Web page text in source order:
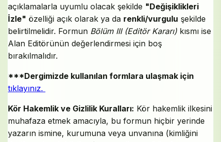
açıklamalarla uyumlu olacak şekilde "Değişiklikleri
İzle" özelliği açık olarak ya da renkli/vurgulu şekilde
belirtilmelidir. Formun Bölüm III (Editör Kararı) kısmı ise
Alan Editörünün değerlendirmesi için boş
bırakılmalıdır.
***Dergimizde kullanılan formlara ulaşmak için
tıklayınız.
Kör Hakemlik ve Gizlilik Kuralları: Kör hakemlik ilkesini
muhafaza etmek amacıyla, bu formun hiçbir yerinde
yazarın ismine, kurumuna veya unvanına (kimliğini